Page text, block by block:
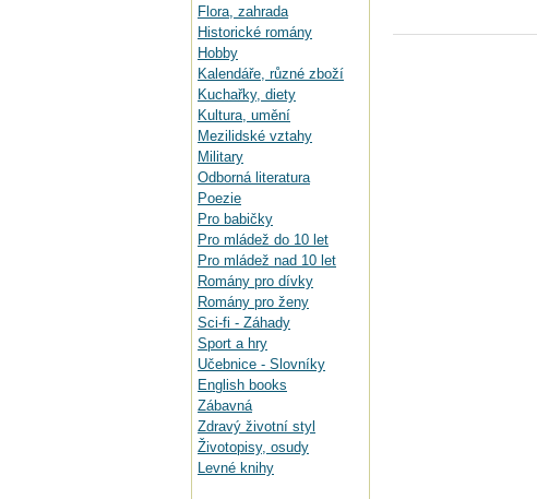
Flora, zahrada
Historické romány
Hobby
Kalendáře, různé zboží
Kuchařky, diety
Kultura, umění
Mezilidské vztahy
Military
Odborná literatura
Poezie
Pro babičky
Pro mládež do 10 let
Pro mládež nad 10 let
Romány pro dívky
Romány pro ženy
Sci-fi - Záhady
Sport a hry
Učebnice - Slovníky
English books
Zábavná
Zdravý životní styl
Životopisy, osudy
Levné knihy